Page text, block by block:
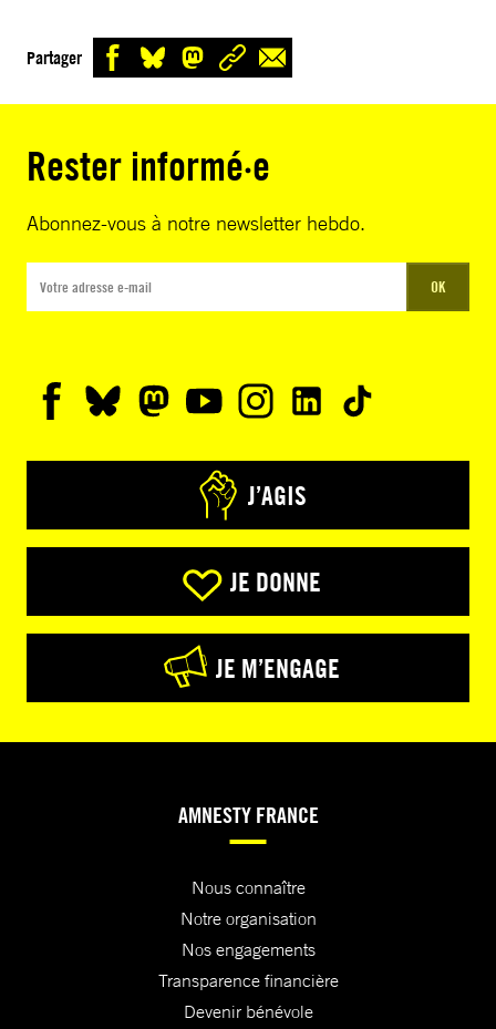
Partager
Rester informé·e
Abonnez-vous à notre newsletter hebdo.
OK
J’AGIS
JE DONNE
JE M’ENGAGE
AMNESTY FRANCE
Nous connaître
Notre organisation
Nos engagements
Transparence financière
Devenir bénévole